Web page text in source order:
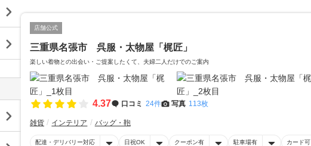
店舗公式
三重県名張市 呉服・太物屋「梶匠」
楽しい着物との出会い・ご提案したくて、夫婦二人だけでのご案内
4.37 口コミ 24件 写真 113枚
雑貨 インテリア バッグ・鞄
配達・デリバリー対応 日祝OK クーポン有 駐車場有 カード可